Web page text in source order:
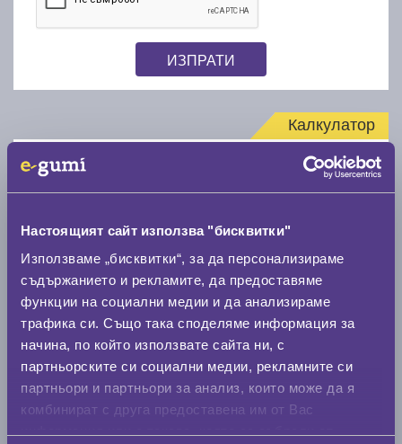
Настоящият сайт използва "бисквитки"
Използваме „бисквитки“, за да персонализираме
съдържанието и рекламите, да предоставяме
функции на социални медии и да анализираме
трафика си. Също така споделяме информация за
начина, по който използвате сайта ни, с
партньорските си социални медии, рекламните си
партньори и партньори за анализ, които може да я
комбинират с друга предоставена им от Вас
ИЗПРАТИ
Калкулатор
Нов размер
Стар размер